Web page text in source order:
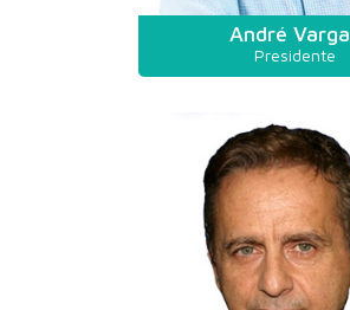
André
Presidente